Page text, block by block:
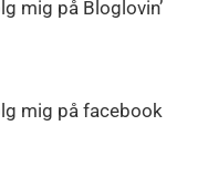
mig på Bloglovin’
mig på facebook